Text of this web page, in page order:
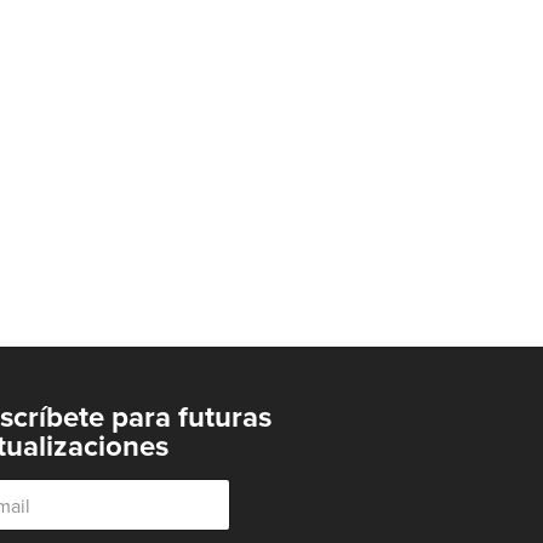
para futuras